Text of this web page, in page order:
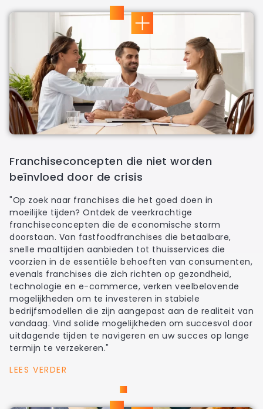
Franchiseconcepten die niet worden
beïnvloed door de crisis
"Op zoek naar franchises die het goed doen in
moeilijke tijden? Ontdek de veerkrachtige
franchiseconcepten die de economische storm
doorstaan. Van fastfoodfranchises die betaalbare,
snelle maaltijden aanbieden tot thuisservices die
voorzien in de essentiële behoeften van consumenten,
evenals franchises die zich richten op gezondheid,
technologie en e-commerce, verken veelbelovende
mogelijkheden om te investeren in stabiele
bedrijfsmodellen die zijn aangepast aan de realiteit van
vandaag. Vind solide mogelijkheden om succesvol door
uitdagende tijden te navigeren en uw succes op lange
termijn te verzekeren."
LEES VERDER